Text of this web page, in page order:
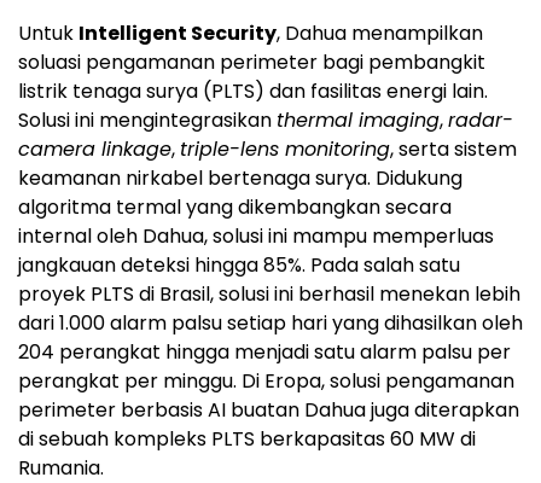
Untuk Intelligent Security, Dahua menampilkan
soluasi pengamanan perimeter bagi pembangkit
listrik tenaga surya (PLTS) dan fasilitas energi lain.
Solusi ini mengintegrasikan thermal imaging,radar-
camera linkage, triple-lens monitoring, serta sistem
keamanan nirkabel bertenaga surya. Didukung
algoritma termal yang dikembangkan secara
internal oleh Dahua, solusi ini mampu memperluas
jangkauan deteksi hingga 85%. Pada salah satu
proyek PLTS di Brasil, solusi ini berhasil menekan lebih
dari 1.000 alarm palsu setiap hari yang dihasilkan oleh
204 perangkat hingga menjadi satu alarm palsu per
perangkat per minggu. Di Eropa, solusi pengamanan
perimeter berbasis AI buatan Dahua juga diterapkan
di sebuah kompleks PLTS berkapasitas 60 MW di
Rumania.